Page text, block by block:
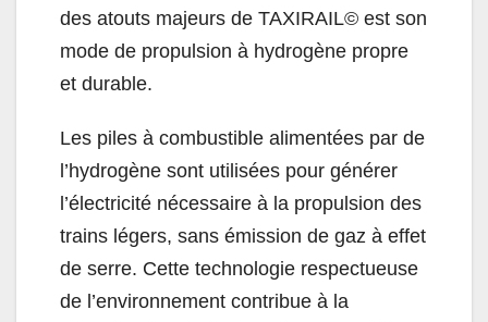
des atouts majeurs de TAXIRAIL© est son
mode de propulsion à hydrogène propre
et durable.
Les piles à combustible alimentées par de
l’hydrogène sont utilisées pour générer
l’électricité nécessaire à la propulsion des
trains légers, sans émission de gaz à effet
de serre. Cette technologie respectueuse
de l’environnement contribue à la